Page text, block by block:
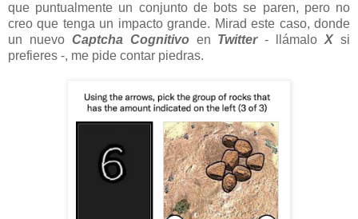
que puntualmente un conjunto de bots se paren, pero no
creo que tenga un impacto grande. Mirad este caso, donde
un nuevo Captcha Cognitivoen Twitter- llámaloX si
prefieres -, me pide contar piedras.